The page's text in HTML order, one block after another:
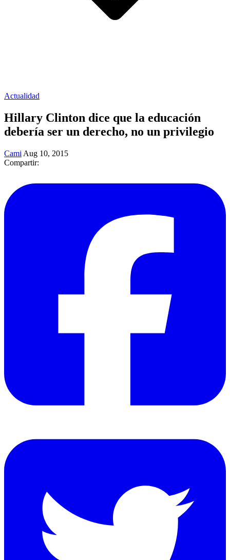
Actualidad
Hillary Clinton dice que la educación
debería ser un derecho, no un privilegio
Cami Aug 10, 2015
Compartir: